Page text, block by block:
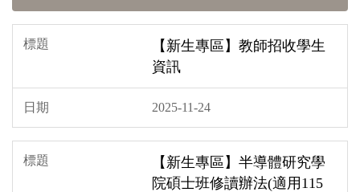
【新生專區】教師招收學生
資訊
2025-11-24
【新生專區】半導體研究學
院碩士班修讀辦法(適用115